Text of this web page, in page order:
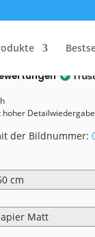
Detailwiedergabe
der Bildnummer: